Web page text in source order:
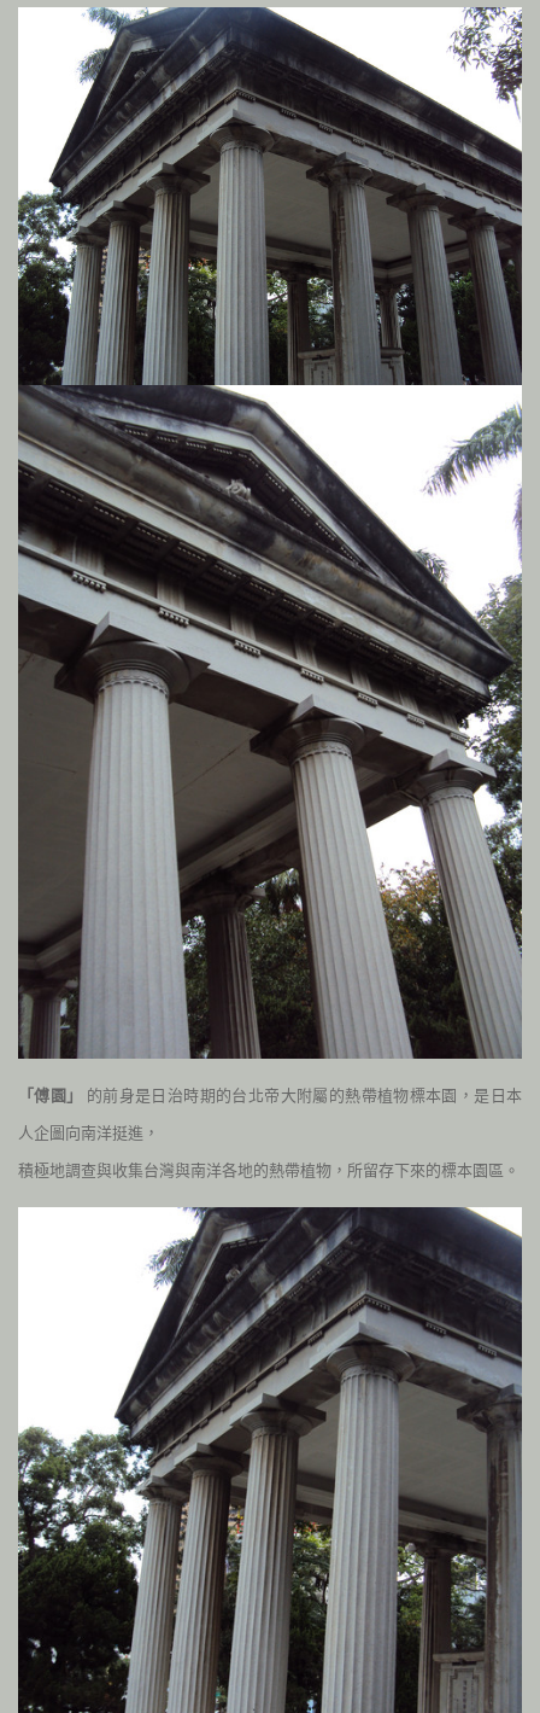
「傅園」 的前身是日治時期的台北帝大附屬的熱帶植物標本園，是日本
人企圖向南洋挺進，
積極地調查與收集台灣與南洋各地的熱帶植物，所留存下來的標本園區。